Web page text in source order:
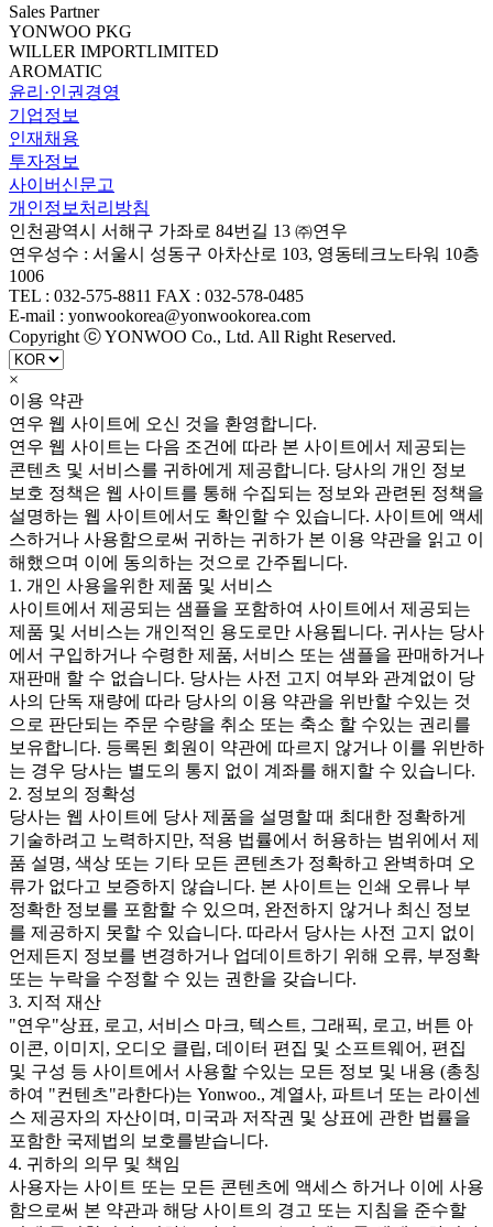
Sales Partner
YONWOO PKG
WILLER IMPORTLIMITED
AROMATIC
윤리·인권경영
기업정보
인재채용
투자정보
사이버신문고
개인정보처리방침
인천광역시 서해구 가좌로 84번길 13 ㈜연우
연우성수 : 서울시 성동구 아차산로 103, 영동테크노타워 10층
1006
TEL : 032-575-8811 FAX : 032-578-0485
E-mail : yonwookorea@yonwookorea.com
Copyright ⓒ YONWOO Co., Ltd. All Right Reserved.
×
이용 약관
연우 웹 사이트에 오신 것을 환영합니다.
연우 웹 사이트는 다음 조건에 따라 본 사이트에서 제공되는
콘텐츠 및 서비스를 귀하에게 제공합니다. 당사의 개인 정보
보호 정책은 웹 사이트를 통해 수집되는 정보와 관련된 정책을
설명하는 웹 사이트에서도 확인할 수 있습니다. 사이트에 액세
스하거나 사용함으로써 귀하는 귀하가 본 이용 약관을 읽고 이
해했으며 이에 동의하는 것으로 간주됩니다.
1. 개인 사용을위한 제품 및 서비스
사이트에서 제공되는 샘플을 포함하여 사이트에서 제공되는
제품 및 서비스는 개인적인 용도로만 사용됩니다. 귀사는 당사
에서 구입하거나 수령한 제품, 서비스 또는 샘플을 판매하거나
재판매 할 수 없습니다. 당사는 사전 고지 여부와 관계없이 당
사의 단독 재량에 따라 당사의 이용 약관을 위반할 수있는 것
으로 판단되는 주문 수량을 취소 또는 축소 할 수있는 권리를
보유합니다. 등록된 회원이 약관에 따르지 않거나 이를 위반하
는 경우 당사는 별도의 통지 없이 계좌를 해지할 수 있습니다.
2. 정보의 정확성
당사는 웹 사이트에 당사 제품을 설명할 때 최대한 정확하게
기술하려고 노력하지만, 적용 법률에서 허용하는 범위에서 제
품 설명, 색상 또는 기타 모든 콘텐츠가 정확하고 완벽하며 오
류가 없다고 보증하지 않습니다. 본 사이트는 인쇄 오류나 부
정확한 정보를 포함할 수 있으며, 완전하지 않거나 최신 정보
를 제공하지 못할 수 있습니다. 따라서 당사는 사전 고지 없이
언제든지 정보를 변경하거나 업데이트하기 위해 오류, 부정확
또는 누락을 수정할 수 있는 권한을 갖습니다.
3. 지적 재산
"연우"상표, 로고, 서비스 마크, 텍스트, 그래픽, 로고, 버튼 아
이콘, 이미지, 오디오 클립, 데이터 편집 및 소프트웨어, 편집
및 구성 등 사이트에서 사용할 수있는 모든 정보 및 내용 (총칭
하여 "컨텐츠"라한다)는 Yonwoo., 계열사, 파트너 또는 라이센
스 제공자의 자산이며, 미국과 저작권 및 상표에 관한 법률을
포함한 국제법의 보호를받습니다.
4. 귀하의 의무 및 책임
사용자는 사이트 또는 모든 콘텐츠에 액세스 하거나 이에 사용
함으로써 본 약관과 해당 사이트의 경고 또는 지침을 준수할